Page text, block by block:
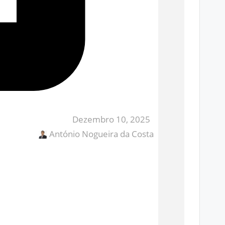
Dezembro 10, 2025
António Nogueira da Costa